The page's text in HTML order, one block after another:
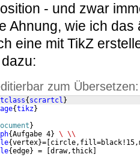
- und zwar
Ahnung, wie ich
eine mit TikZ
zum Übersetzen:
{ scrartcl }
{tikz}
}
{Aufgabe 4} \ \\
{vertex}=
{edge} = draw,thick